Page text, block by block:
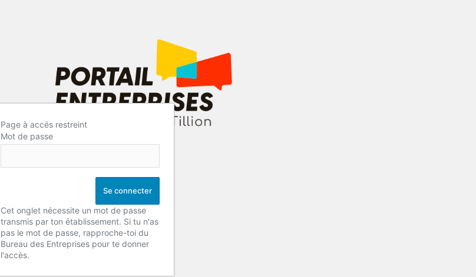
Page à accés restreint
Mot de passe
Cet onglet nécessite un mot de passe
transmis par ton établissement. Si tu n'as
pas le mot de passe, rapproche-toi du
Bureau des Entreprises pour te donner
l'accès.